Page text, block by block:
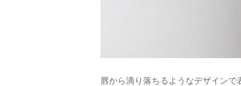
唇から滴り落ちるようなデザイン